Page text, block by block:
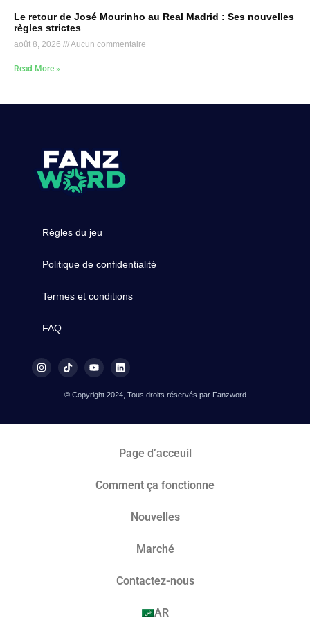
Le retour de José Mourinho au Real Madrid : Ses nouvelles
règles strictes
août 8, 2026 Aucun commentaire
Read More »
Règles du jeu
Politique de confidentialité
Termes et conditions
FAQ
© Copyright 2024, Tous droits réservés par Fanzword
Page d’acceuil
Comment ça fonctionne
Nouvelles
Marché​
Contactez-nous
AR